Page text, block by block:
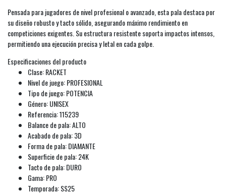
Pensada para jugadores de nivel profesional o avanzado, esta pala destaca por
su diseño robusto y tacto sólido, asegurando máximo rendimiento en
competiciones exigentes. Su estructura resistente soporta impactos intensos,
permitiendo una ejecución precisa y letal en cada golpe.
Especificaciones del producto
Clase: RACKET
Nivel de juego: PROFESIONAL
Tipo de juego: POTENCIA
Género: UNISEX
Referencia: 115239
Balance de pala: ALTO
Acabado de pala: 3D
Forma de pala: DIAMANTE
Superficie de pala: 24K
Tacto de pala: DURO
Gama: PRO
Temporada: SS25